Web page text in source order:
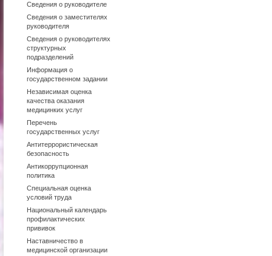
Сведения о руководителе
Сведения о заместителях
руководителя
Сведения о руководителях
структурных
подразделений
Информация о
государственном задании
Независимая оценка
качества оказания
медицинких услуг
Перечень
государственных услуг
Антитеррористическая
безопасность
Антикоррупционная
политика
Специальная оценка
условий труда
Национальный календарь
профилактических
прививок
Наставничество в
медицинской организации